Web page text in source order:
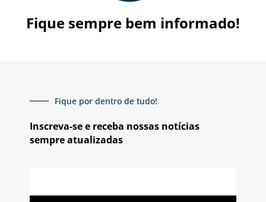
Fique sempre bem informado!
Fique por dentro de tudo!
Inscreva-se e receba nossas notícias
sempre atualizadas